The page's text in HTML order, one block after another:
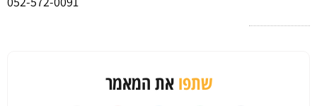
שתפואת המאמר